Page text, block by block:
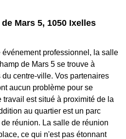
Mars 5, 1050 Ixelles
professionnel, la salle
de Mars 5 se trouve à
centre-ville. Vos partenaires
aucun problème pour se
est situé à proximité de la
au quartier est un parc
réunion. La salle de réunion
ce qui n'est pas étonnant